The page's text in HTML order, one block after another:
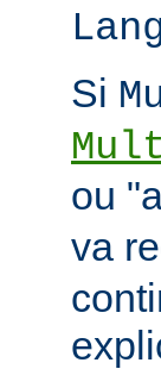
Si
ou
va